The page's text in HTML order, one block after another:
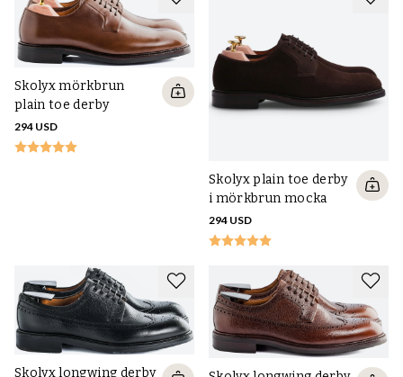
Skolyx mörkbrun
plain toe derby
294 USD
Skolyx plain toe derby
i mörkbrun mocka
294 USD
Skolyx longwing derby